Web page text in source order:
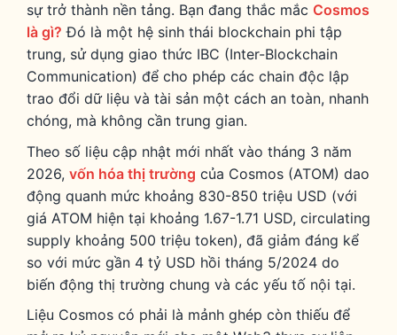
sự trở thành nền tảng. Bạn đang thắc mắc Cosmos
là gì? Đó là một hệ sinh thái blockchain phi tập
trung, sử dụng giao thức IBC (Inter-Blockchain
Communication) để cho phép các chain độc lập
trao đổi dữ liệu và tài sản một cách an toàn, nhanh
chóng, mà không cần trung gian.
Theo số liệu cập nhật mới nhất vào tháng 3 năm
2026, vốn hóa thị trường của Cosmos (ATOM) dao
động quanh mức khoảng 830-850 triệu USD (với
giá ATOM hiện tại khoảng 1.67-1.71 USD, circulating
supply khoảng 500 triệu token), đã giảm đáng kể
so với mức gần 4 tỷ USD hồi tháng 5/2024 do
biến động thị trường chung và các yếu tố nội tại.
Liệu Cosmos có phải là mảnh ghép còn thiếu để